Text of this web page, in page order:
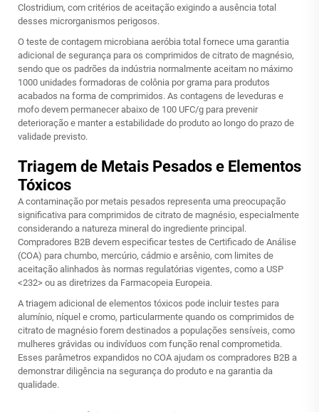
Clostridium, com critérios de aceitação exigindo a ausência total
desses microrganismos perigosos.
O teste de contagem microbiana aeróbia total fornece uma garantia
adicional de segurança para os comprimidos de citrato de magnésio,
sendo que os padrões da indústria normalmente aceitam no máximo
1000 unidades formadoras de colônia por grama para produtos
acabados na forma de comprimidos. As contagens de leveduras e
mofo devem permanecer abaixo de 100 UFC/g para prevenir
deterioração e manter a estabilidade do produto ao longo do prazo de
validade previsto.
Triagem de Metais Pesados e Elementos
Tóxicos
A contaminação por metais pesados representa uma preocupação
significativa para comprimidos de citrato de magnésio, especialmente
considerando a natureza mineral do ingrediente principal.
Compradores B2B devem especificar testes de Certificado de Análise
(COA) para chumbo, mercúrio, cádmio e arsênio, com limites de
aceitação alinhados às normas regulatórias vigentes, como a USP
<232> ou as diretrizes da Farmacopeia Europeia.
A triagem adicional de elementos tóxicos pode incluir testes para
alumínio, níquel e cromo, particularmente quando os comprimidos de
citrato de magnésio forem destinados a populações sensíveis, como
mulheres grávidas ou indivíduos com função renal comprometida.
Esses parâmetros expandidos no COA ajudam os compradores B2B a
demonstrar diligência na segurança do produto e na garantia da
qualidade.